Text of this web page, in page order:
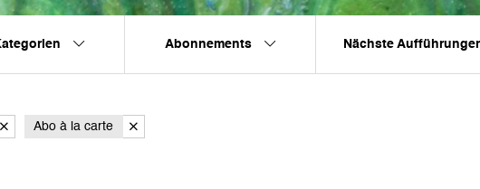
Abonnements Nächste
Abo à la carte